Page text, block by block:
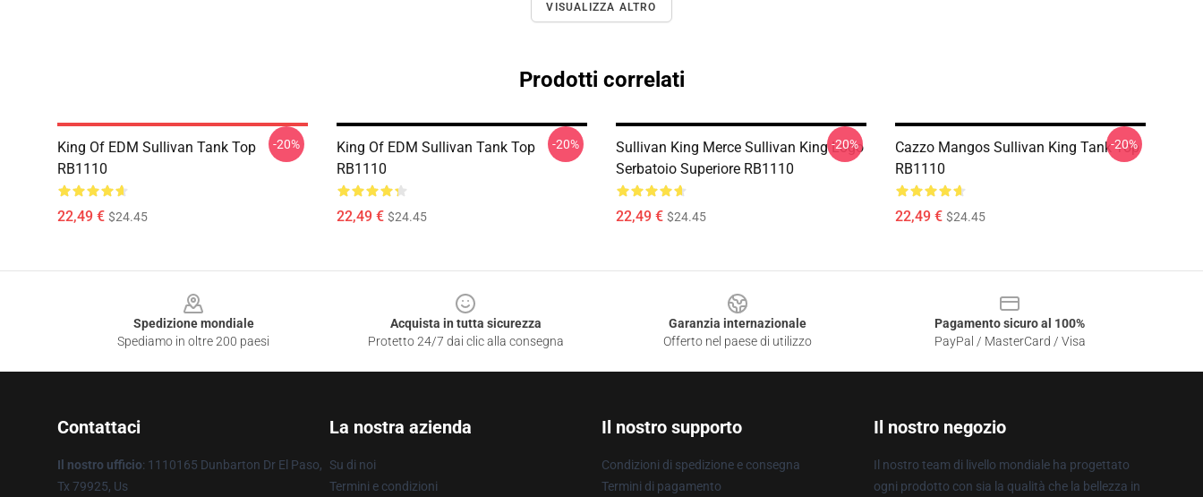
VISUALIZZA ALTRO
Prodotti correlati
King Of EDM Sullivan Tank Top
RB1110
22,49 € $24.45
-20%
King Of EDM Sullivan Tank Top
RB1110
22,49 € $24.45
-20%
Sullivan King Merce Sullivan King Logo
Serbatoio Superiore RB1110
22,49 € $24.45
-20%
Cazzo Mangos Sullivan King Tank Top
RB1110
22,49 € $24.45
-20%
Spedizione mondiale
Spediamo in oltre 200 paesi
Acquista in tutta sicurezza
Protetto 24/7 dai clic alla consegna
Garanzia internazionale
Offerto nel paese di utilizzo
Pagamento sicuro al 100%
PayPal / MasterCard / Visa
Contattaci
Il nostro ufficio: 1110165 Dunbarton Dr El Paso,
Tx 79925, Us
La nostra azienda
Su di noi
Termini e condizioni
Il nostro supporto
Condizioni di spedizione e consegna
Termini di pagamento
Il nostro negozio
Il nostro team di livello mondiale ha progettato
ogni prodotto con sia la qualità che la bellezza in